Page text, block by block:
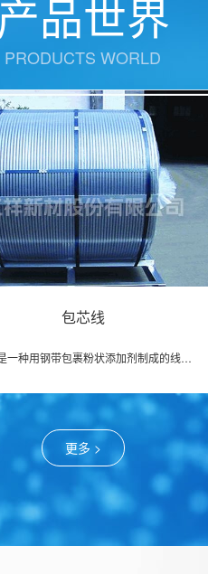
产品世界
PRODUCTS WORLD
包芯线
包芯线是一种用钢带包裹粉状添加剂制成的线状混合材料，主要应用在炼钢或铸造行业，使用喂丝设备将包芯线送到钢液或铸铁液中，起到脱氧、脱硫、微合金化、球化及孕育等作用。
更多 >